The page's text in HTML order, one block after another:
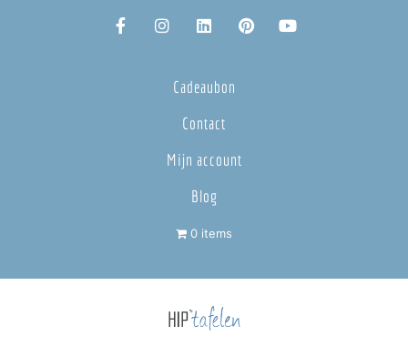
Cadeaubon
Contact
Mijn account
Blog
0 items